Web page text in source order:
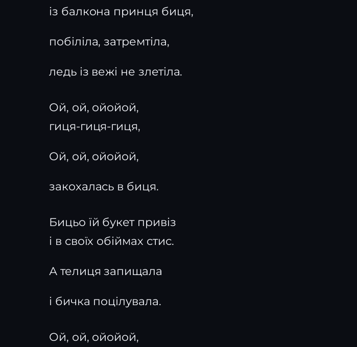
із балкона принця биця,
побіліла, затремтіла,
ледь із вежі не злетіла.
Ой, ой, ойойой,
гиця-гиця-гиця,
Ой, ой, ойойой,
закохалась в биця.
Бицьо їй букет привіз
і в своїх обіймах стис.
А телиця запищала
і бичка поцілувала.
Ой, ой, ойойой,